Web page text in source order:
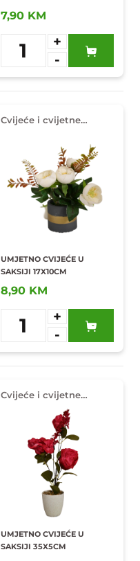
7,90 KM
1
+
-
Dodaj u
omiljene
Cvijeće i cvijetne
UMJETNO CVIJEĆE U
SAKSIJI 17X10CM
8,90 KM
1
+
-
Dodaj u
omiljene
Cvijeće i cvijetne
UMJETNO CVIJEĆE U
SAKSIJI 35X5CM